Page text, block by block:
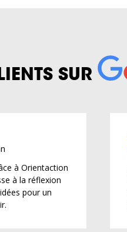
SUR
à Orientaction
à la réflexion
pour un